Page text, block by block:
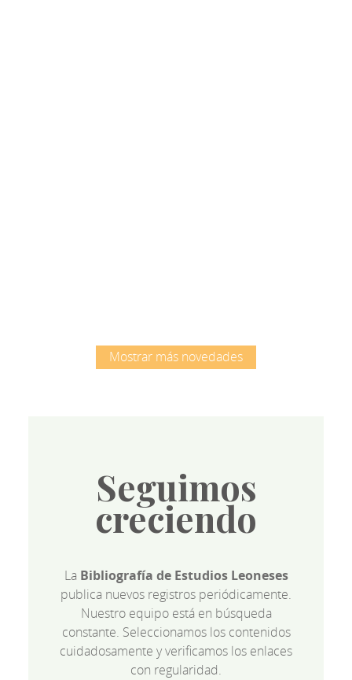
Mostrar más novedades
Seguimos
creciendo
La Bibliografía de Estudios Leoneses
publica nuevos registros periódicamente.
Nuestro equipo está en búsqueda
constante. Seleccionamos los contenidos
cuidadosamente y verificamos los enlaces
con regularidad.